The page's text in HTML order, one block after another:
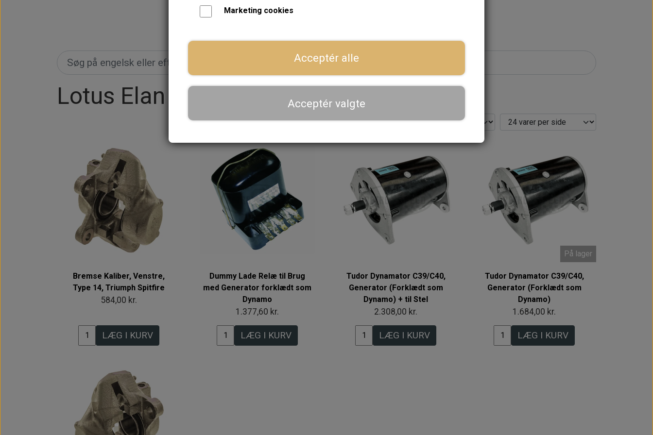
📧mail@retrospeed.dk
Lotus Elan
Bremse Kaliber, Venstre,
Type 14, Triumph Spitfire
584,00 kr.
LÆG I KURV
Dummy Lade Relæ til Brug
med Generator forklædt som
Dynamo
1.377,60 kr.
LÆG I KURV
Tudor Dynamator C39/C40,
Generator (Forklædt som
Dynamo) + til Stel
2.308,00 kr.
LÆG I KURV
På lager
Tudor Dynamator C39/C40,
Generator (Forklædt som
Dynamo)
1.684,00 kr.
LÆG I KURV
Marketing cookies
Acceptér alle
Acceptér valgte